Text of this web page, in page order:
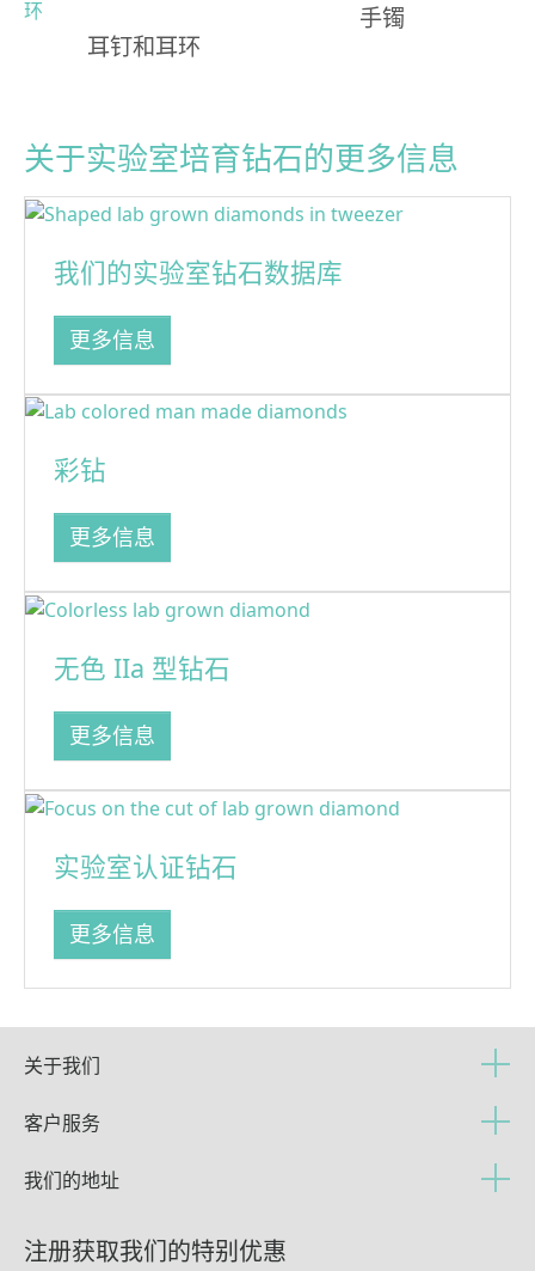
耳钉和耳环
手镯
关于实验室培育钻石的更多信息
我们的实验室钻石数据库
更多信息
彩钻
更多信息
无色 IIa 型钻石
更多信息
实验室认证钻石
更多信息
关于我们
客户服务
我们的地址
注册获取我们的特别优惠